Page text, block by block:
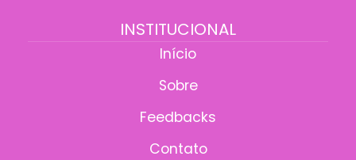
INSTITUCIONAL
Início
Sobre
Feedbacks
Contato